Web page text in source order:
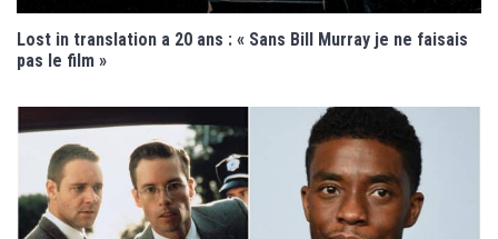
Lost in translation a 20 ans : « Sans Bill Murray je ne faisais
pas le film »